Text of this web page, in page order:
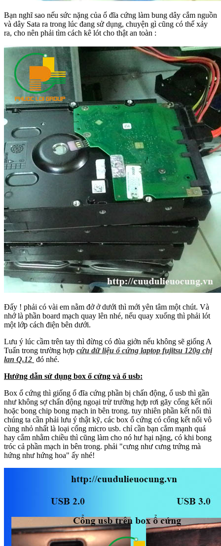
Bạn nghĩ sao nếu sức nặng của ổ đĩa cứng làm bung dây cắm nguồn
và dây Sata ra trong lúc đang sử dụng, chuyện gì cũng có thể xảy
ra, cho nên phải tìm cách kê lót cho thật an toàn :
Đấy ! phải có vài em nằm đở ở dưới thì mới yên tâm một chút. Và
nhớ là phần board mạch quay lên nhé, nếu quay xuống thì phải lót
một lớp cách điện bên dưới.
Lưu ý lúc cầm trên tay thì đừng có đùa giởn nếu không sẽ giống A
Tuấn trong trường hợp cứu dữ liệu ổ cứng laptop fujitsu 120g chị
lan Q.12 đó nhé.
Hướng dẫn sử dụng box ổ cứng và ổ usb:
Box ổ cứng thì giống ổ đĩa cứng phần bị chấn động, ổ usb thì gần
như không sợ chấn động ngoại trừ trường hợp rơi gãy cổng kết nối
hoặc bong chip bong mạch in bên trong. tuy nhiên phần kết nối thì
chúng ta cần phải lưu ý thật kỹ, các box ổ cứng có cổng kết nối vô
cùng nhỏ nhất là loại cổng micro usb. chỉ cần bạn cắm mạnh quá
hay cắm nhằm chiều thì cũng làm cho nó hư hại nặng, có khi bong
tróc cả phần mạch in bên trong. phải "cưng như cưng trứng mà
hứng như hứng hoa" ấy nhé!